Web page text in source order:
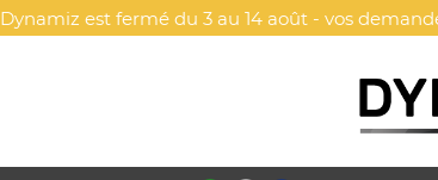
Dynamiz est fermé du 3 au 14 août - vos